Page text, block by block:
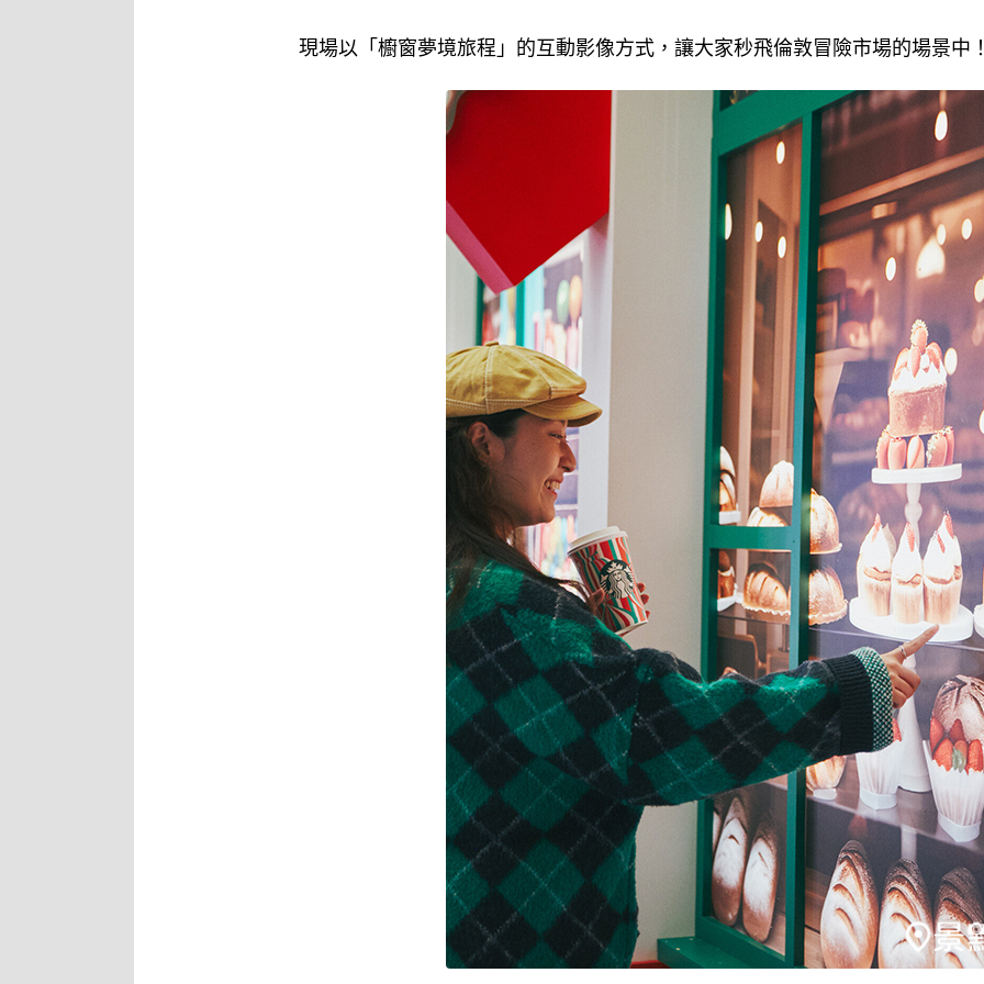
現場以「櫥窗夢境旅程」的互動影像方式，讓大家秒飛倫敦冒險市場的場景中